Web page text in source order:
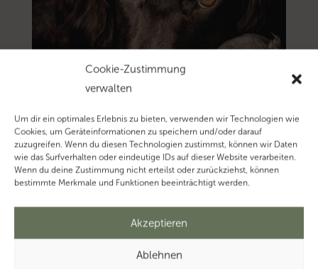
Cookie-Zustimmung
verwalten
Um dir ein optimales Erlebnis zu bieten, verwenden wir Technologien wie
Cookies, um Geräteinformationen zu speichern und/oder darauf
zuzugreifen. Wenn du diesen Technologien zustimmst, können wir Daten
wie das Surfverhalten oder eindeutige IDs auf dieser Website verarbeiten.
Wenn du deine Zustimmung nicht erteilst oder zurückziehst, können
bestimmte Merkmale und Funktionen beeinträchtigt werden.
Akzeptieren
Ablehnen